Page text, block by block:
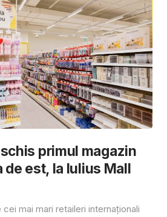
primul magazin
de est, la Iulius Mall
cei mai mari retaileri internaționali